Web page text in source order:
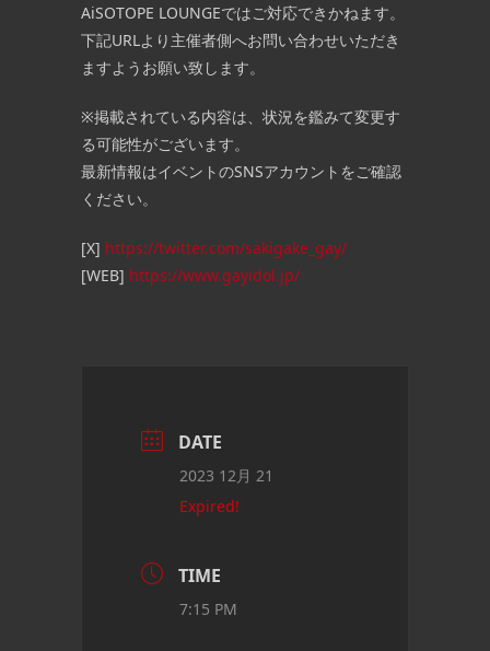
AiSOTOPE LOUNGEではご対応できかねます。
下記URLより主催者側へお問い合わせいただき
ますようお願い致します。
※掲載されている内容は、状況を鑑みて変更す
る可能性がございます。
最新情報はイベントのSNSアカウントをご確認
ください。
[X] https://twitter.com/sakigake_gay/
[WEB] https://www.gayidol.jp/
DATE
2023 12月 21
Expired!
TIME
7:15 PM